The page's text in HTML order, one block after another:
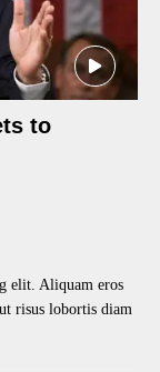
to
elit. Aliquam eros
risus lobortis diam